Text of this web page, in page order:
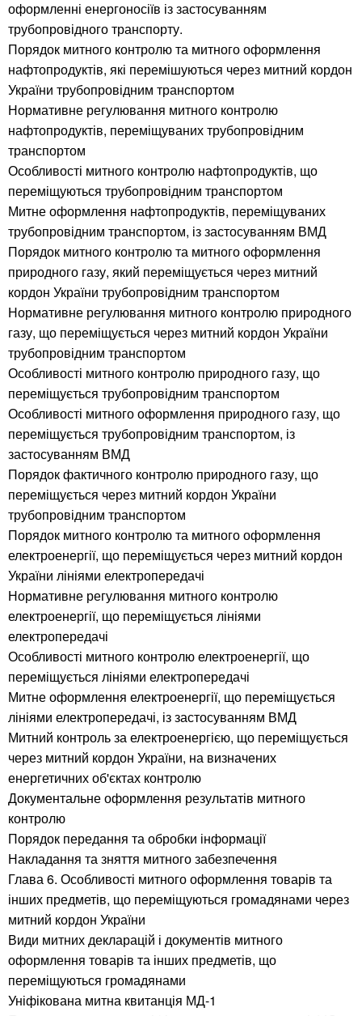
оформленні енергоносіїв із застосуванням
трубопровідного транспорту.
Порядок митного контролю та митного оформлення
нафтопродуктів, які перемішуються через митний кордон
України трубопровідним транспортом
Нормативне регулювання митного контролю
нафтопродуктів, переміщуваних трубопровідним
транспортом
Особливості митного контролю нафтопродуктів, що
переміщуються трубопровідним транспортом
Митне оформлення нафтопродуктів, переміщуваних
трубопровідним транспортом, із застосуванням ВМД
Порядок митного контролю та митного оформлення
природного газу, який переміщується через митний
кордон України трубопровідним транспортом
Нормативне регулювання митного контролю природного
газу, що переміщується через митний кордон України
трубопровідним транспортом
Особливості митного контролю природного газу, що
переміщується трубопровідним транспортом
Особливості митного оформлення природного газу, що
переміщується трубопровідним транспортом, із
застосуванням ВМД
Порядок фактичного контролю природного газу, що
переміщується через митний кордон України
трубопровідним транспортом
Порядок митного контролю та митного оформлення
електроенергії, що переміщується через митний кордон
України лініями електропередачі
Нормативне регулювання митного контролю
електроенергії, що переміщується лініями
електропередачі
Особливості митного контролю електроенергії, що
переміщується лініями електропередачі
Митне оформлення електроенергії, що переміщується
лініями електропередачі, із застосуванням ВМД
Митний контроль за електроенергією, що переміщується
через митний кордон України, на визначених
енергетичних об'єктах контролю
Документальне оформлення результатів митного
контролю
Порядок передання та обробки інформації
Накладання та зняття митного забезпечення
Глава 6. Особливості митного оформлення товарів та
інших предметів, що переміщуються громадянами через
митний кордон України
Види митних декларацій і документів митного
оформлення товарів та інших предметів, що
переміщуються громадянами
Уніфікована митна квитанція МД-1